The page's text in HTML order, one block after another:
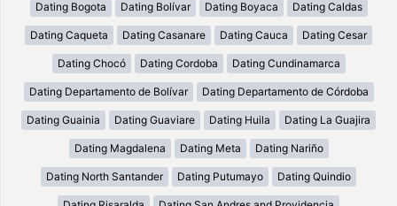
Dating Bogota Dating Bolívar Dating Boyaca Dating Caldas
Dating Caqueta Dating Casanare Dating Cauca Dating Cesar
Dating Chocó Dating Cordoba Dating Cundinamarca
Dating Departamento de Bolívar Dating Departamento de Córdoba
Dating Guainia Dating Guaviare Dating Huila Dating La Guajira
Dating Magdalena Dating Meta Dating Nariño
Dating North Santander Dating Putumayo Dating Quindio